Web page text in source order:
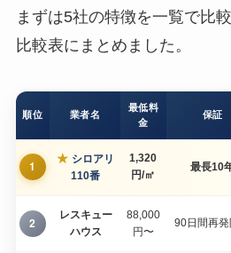
まずは5社の特徴を一覧で比
比較表にまとめました。
順位 業者名
最低料
金
保証
1 ★ シロアリ
110番
1,320
円/㎡
最長10
2
レスキュー
ハウス
88,000
円〜
90日間再発